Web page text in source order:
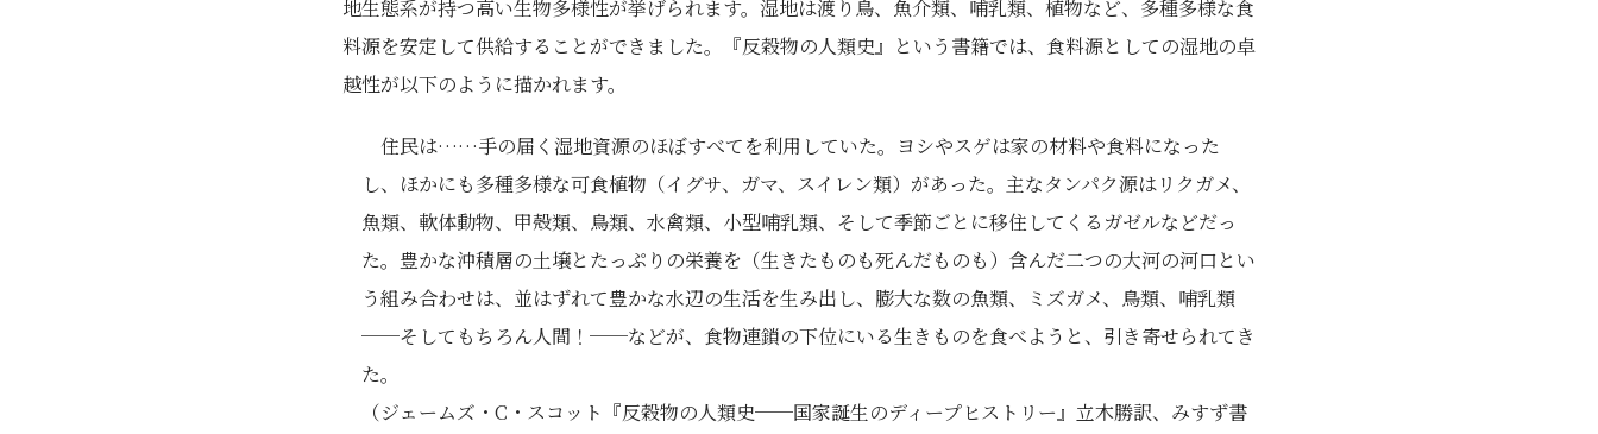
地生態系が持つ高い生物多様性が挙げられます。湿地は渡り鳥、魚介類、哺乳類、植物など、多種多様な食
料源を安定して供給することができました。『反穀物の人類史』という書籍では、食料源としての湿地の卓
越性が以下のように描かれます。
住民は……手の届く湿地資源のほぼすべてを利用していた。ヨシやスゲは家の材料や食料になった
し、ほかにも多種多様な可食植物（イグサ、ガマ、スイレン類）があった。主なタンパク源はリクガメ、
魚類、軟体動物、甲殻類、鳥類、水禽類、小型哺乳類、そして季節ごとに移住してくるガゼルなどだっ
た。豊かな沖積層の土壌とたっぷりの栄養を（生きたものも死んだものも）含んだ二つの大河の河口とい
う組み合わせは、並はずれて豊かな水辺の生活を生み出し、膨大な数の魚類、ミズガメ、鳥類、哺乳類
──そしてもちろん人間！──などが、食物連鎖の下位にいる生きものを食べようと、引き寄せられてき
た。
（ジェームズ・C・スコット『反穀物の人類史──国家誕生のディープヒストリー』立木勝訳、みすず書